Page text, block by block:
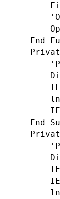
End
End